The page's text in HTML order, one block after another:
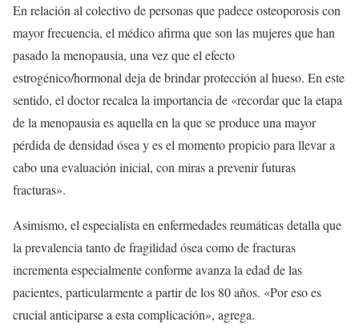
En relación al colectivo de personas que padece osteoporosis con
mayor frecuencia, el médico afirma que son las mujeres que han
pasado la menopausia, una vez que el efecto
estrogénico/hormonal deja de brindar protección al hueso. En este
sentido, el doctor recalca la importancia de «recordar que la etapa
de la menopausia es aquella en la que se produce una mayor
pérdida de densidad ósea y es el momento propicio para llevar a
cabo una evaluación inicial, con miras a prevenir futuras
fracturas».
Asimismo, el especialista en enfermedades reumáticas detalla que
la prevalencia tanto de fragilidad ósea como de fracturas
incrementa especialmente conforme avanza la edad de las
pacientes, particularmente a partir de los 80 años. «Por eso es
crucial anticiparse a esta complicación», agrega.